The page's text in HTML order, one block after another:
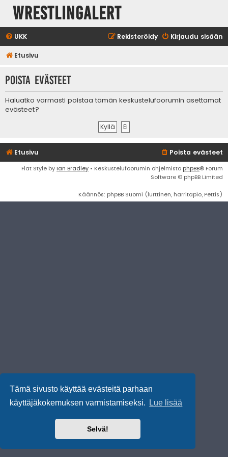
Tämä sivusto käyttää evästeitä parhaan
käyttäjäkokemuksen varmistamiseksi.
Lue lisää
Selvä!
WrestlingAlert
UKK Kirjaudu sisään
Rekisteröidy
Etusivu
Poista evästeet
Haluatko varmasti poistaa tämän keskustelufoorumin asettamat
evästeet?
Etusivu Poista evästeet
Flat Style by Ian Bradley • Keskustelufoorumin ohjelmisto phpBB® Forum
Software © phpBB Limited
Käännös: phpBB Suomi (lurttinen, harritapio, Pettis)